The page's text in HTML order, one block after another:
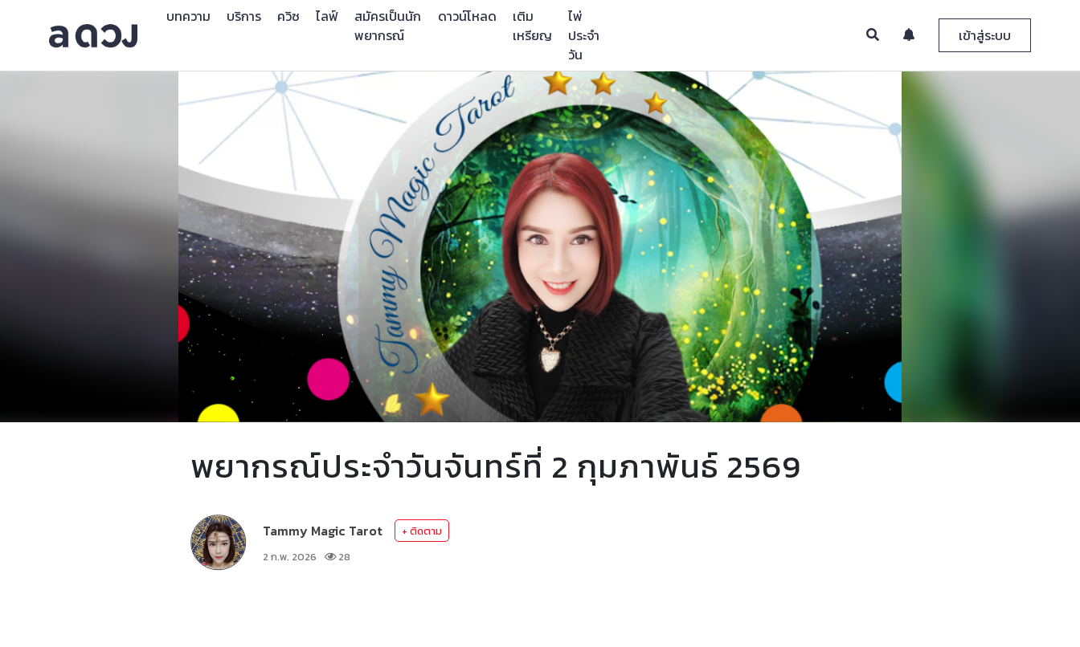
บทความ บริการ ควิซ ไลฟ์
สมัครเป็นนัก
พยากรณ์
ดาวน์โหลด
เติม
เหรียญ
ไพ่
ประจำ
วัน
เข้าสู่ระบบ
พยากรณ์ประจำวันจันทร์ที่ 2 กุมภาพันธ์ 2569
Tammy Magic Tarot
+ ติดตาม
2 ก.พ. 2026
28